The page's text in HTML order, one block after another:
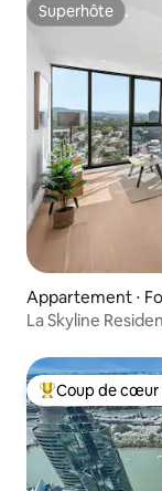
Superhôte
Superhôte
Appartement ⋅
La Skyline
Coups de cœur
Coup de cœur